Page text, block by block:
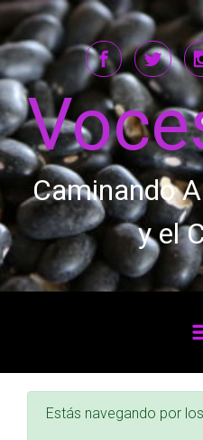
Saltar al contenido principal
Caminando
y el
Estás navegando por